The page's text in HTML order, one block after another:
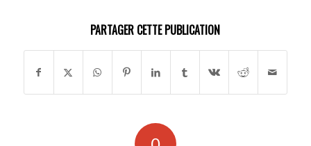
PARTAGER CETTE PUBLICATION